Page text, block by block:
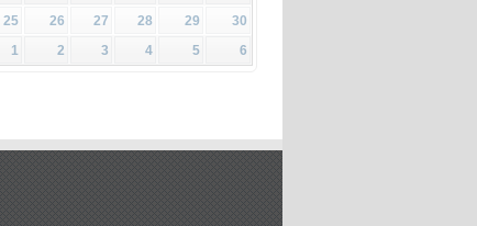
25 26 27 28 29
30
1 2 3 4 5 6